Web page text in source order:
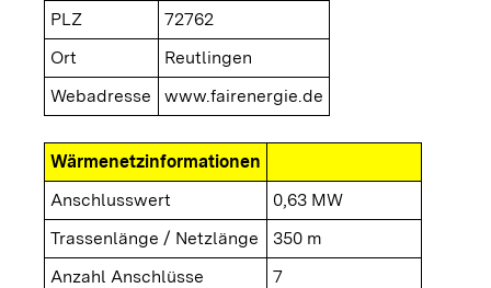
PLZ
72762
Ort
Reutlingen
Webadresse
www.fairenergie.de
Wärmenetzinformationen
Anschlusswert
0,63 MW
Trassenlänge / Netzlänge
350 m
Anzahl Anschlüsse
7